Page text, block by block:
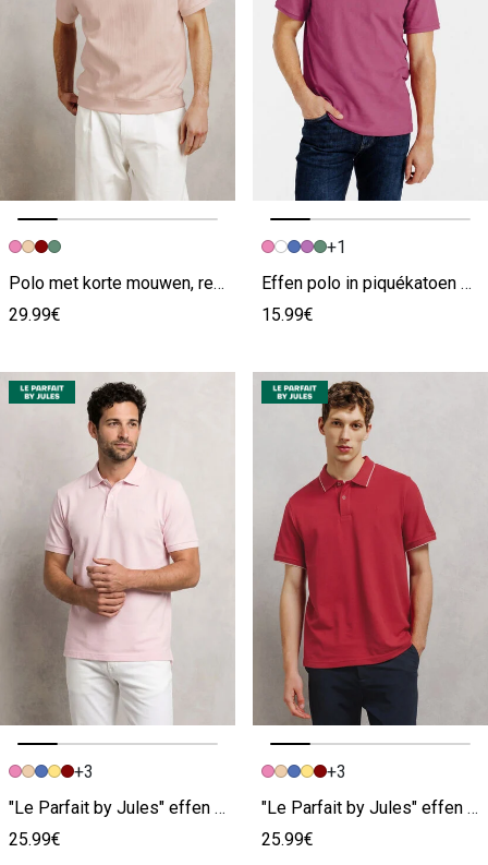
Vorige afbeelding
Volgende beeld
Polo met korte mouwen, resortkraag en textuur roze
29.99€
Vorige afbeelding
Volgende beeld
+1
Effen polo in piquékatoen met korte mouwen roze
15.99€
Vorige afbeelding
Volgende beeld
+3
"Le Parfait by Jules" effen polo korte mouwen roze
25.99€
Vorige afbeelding
Volgende beeld
+3
"Le Parfait by Jules" effen polo korte mouwen roze
25.99€